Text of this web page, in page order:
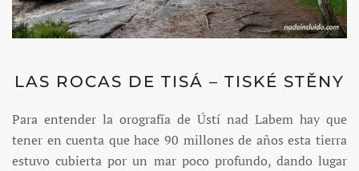
LAS ROCAS DE TISÁ – TISKÉ STĚNY
Para entender la orografía de Ústí nad Labem hay que
tener en cuenta que hace 90 millones de años esta tierra
estuvo cubierta por un mar poco profundo, dando lugar